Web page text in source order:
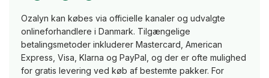
Ozalyn kan købes via officielle kanaler og udvalgte
onlineforhandlere i Danmark. Tilgængelige
betalingsmetoder inkluderer Mastercard, American
Express, Visa, Klarna og PayPal, og der er ofte mulighed
for gratis levering ved køb af bestemte pakker. For